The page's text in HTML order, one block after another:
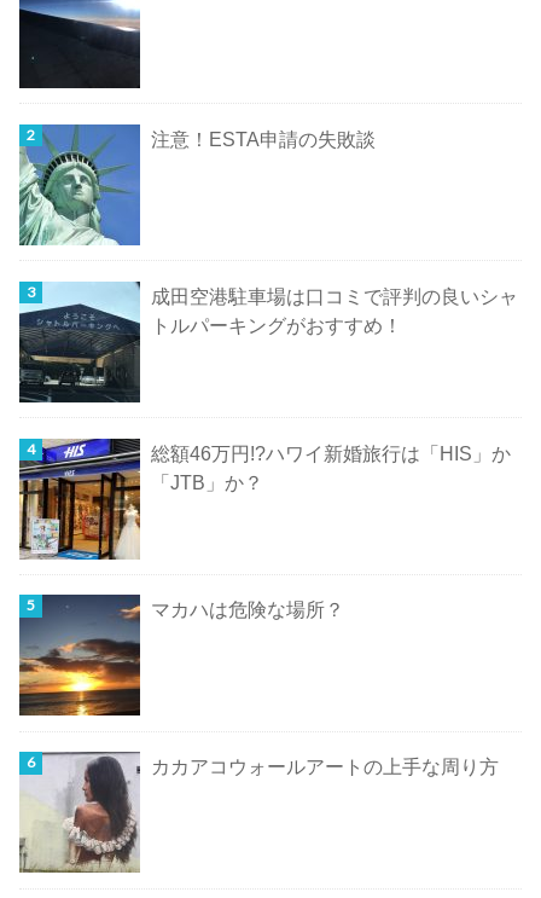
注意！ESTA申請の失敗談
成田空港駐車場は口コミで評判の良いシャ
トルパーキングがおすすめ！
総額46万円!?ハワイ新婚旅行は「HIS」か
「JTB」か？
マカハは危険な場所？
カカアコウォールアートの上手な周り方